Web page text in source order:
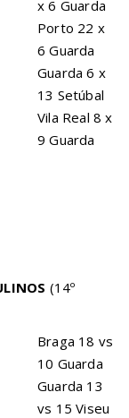
x 6 Guarda
Porto 22 x
6 Guarda
Guarda 6 x
13 Setúbal
Vila Real 8 x
9 Guarda
(14º
Braga 18 vs
10 Guarda
Guarda 13
vs 15 Viseu